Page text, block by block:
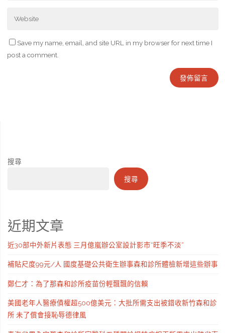
Save my name, email, and site URL in my browser for next time I
post a comment.
搜尋
搜尋
近期文章
近30部中外新片表態 三月億嵐辦公室設計影市“旺季不淡”
補貼尺度99元/人 國度基礎公共衛生辦事森和診所體檢新增這些辦事
鄭仁才：為了那森和診所疫苗份輕飄飄的信賴
美國老年人醫療債權超500億美元：大批所需支出被錯收新竹森和診
所 未了償會接恥辱德律風